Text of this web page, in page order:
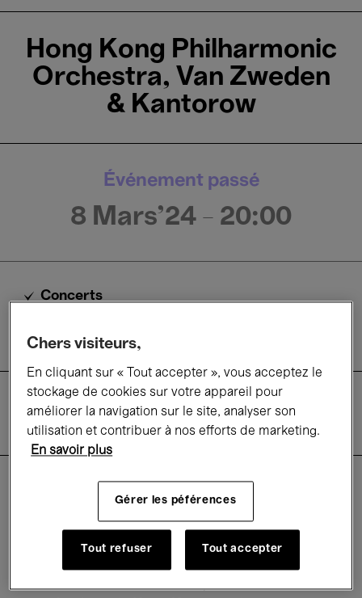
Hong Kong Philharmonic
Orchestra, Van Zweden
& Kantorow
Événement passé
8 Mars'24 - 20:00
Concerts
Symphonique
Descriptif
Informations pratiques
Tarifs
Rachmaninov 'Paganini
Rhapsody' & Brahms 1
Chers visiteurs,
En cliquant sur « Tout accepter », vous acceptez le
stockage de cookies sur votre appareil pour
améliorer la navigation sur le site, analyser son
utilisation et contribuer à nos efforts de marketing.
En savoir plus
Gérer les péférences
Tout refuser Tout accepter